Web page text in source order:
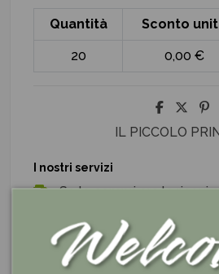
Quantità Sconto
20 0,00 €
IL PICCOLO
I nostri servizi
Se lo compri ora lo ricevi
Spedizione gratis
Pagamenti sicuri e a rate